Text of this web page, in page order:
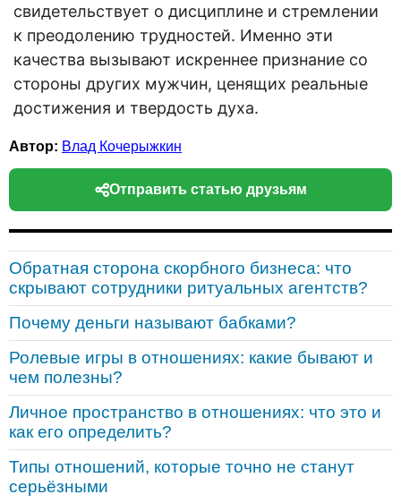
свидетельствует о дисциплине и стремлении
к преодолению трудностей. Именно эти
качества вызывают искреннее признание со
стороны других мужчин, ценящих реальные
достижения и твердость духа.
Автор: Влад Кочерыжкин
Отправить статью друзьям
Обратная сторона скорбного бизнеса: что
скрывают сотрудники ритуальных агентств?
Почему деньги называют бабками?
Ролевые игры в отношениях: какие бывают и
чем полезны?
Личное пространство в отношениях: что это и
как его определить?
Типы отношений, которые точно не станут
серьёзными